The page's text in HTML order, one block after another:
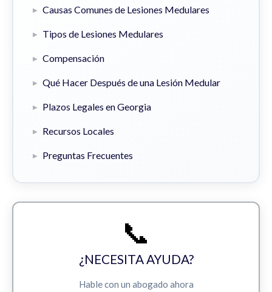
Causas Comunes de Lesiones Medulares
Tipos de Lesiones Medulares
Compensación
Qué Hacer Después de una Lesión Medular
Plazos Legales en Georgia
Recursos Locales
Preguntas Frecuentes
📞
¿NECESITA AYUDA?
Hable con un abogado ahora